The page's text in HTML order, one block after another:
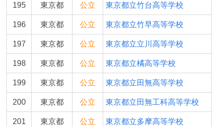
195 東京都 公立 東京都立竹台高等学校
196 東京都 公立 東京都立竹早高等学校
197 東京都 公立 東京都立立川高等学校
198 東京都 公立 東京都立橘高等学校
199 東京都 公立 東京都立田無高等学校
200 東京都 公立 東京都立田無工科高等学校
201 東京都 公立 東京都立多摩高等学校